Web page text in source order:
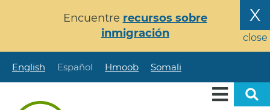
principal
X
close
Encuentre recursos sobre
inmigración
English Español Hmoob Somali